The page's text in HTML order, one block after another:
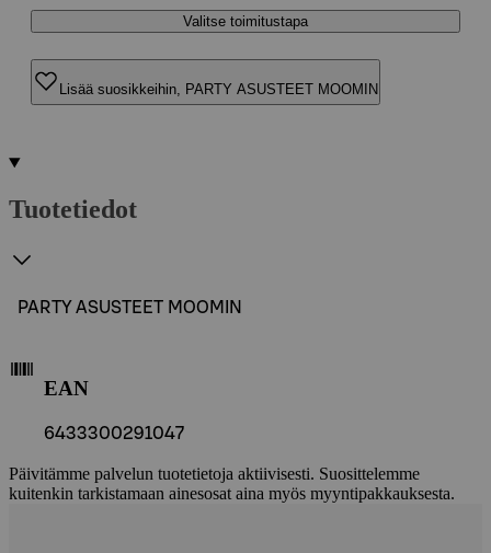
Valitse toimitustapa
Lisää suosikkeihin, PARTY ASUSTEET MOOMIN
Tuotetiedot
PARTY ASUSTEET MOOMIN
EAN
6433300291047
Päivitämme palvelun tuotetietoja aktiivisesti. Suosittelemme
kuitenkin tarkistamaan ainesosat aina myös myyntipakkauksesta.